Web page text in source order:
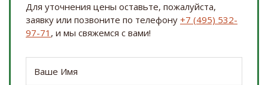
Для уточнения цены оставьте, пожалуйста,
заявку или позвоните по телефону +7 (495) 532-
97-71 , и мы свяжемся с вами!